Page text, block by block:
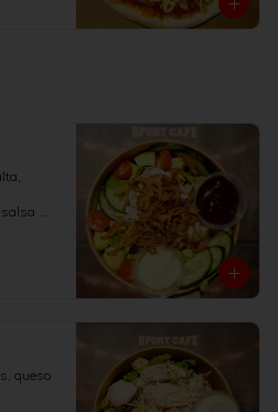
salsa
queso